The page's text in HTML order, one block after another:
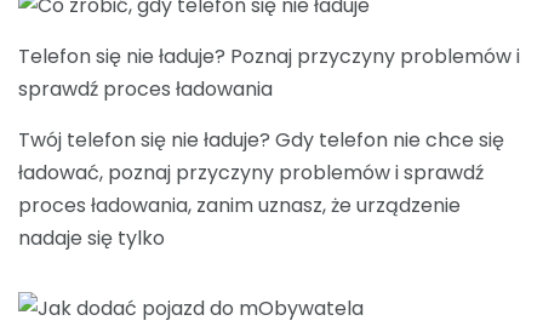
Telefon się nie ładuje? Poznaj przyczyny problemów i
sprawdź proces ładowania
Twój telefon się nie ładuje? Gdy telefon nie chce się
ładować, poznaj przyczyny problemów i sprawdź
proces ładowania, zanim uznasz, że urządzenie
nadaje się tylko